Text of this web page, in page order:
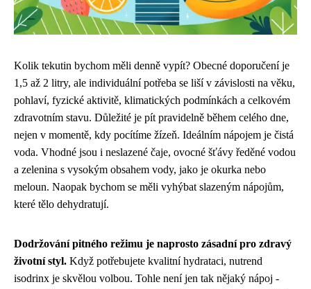
Kolik tekutin bychom měli denně vypít? Obecné doporučení je
1,5 až 2 litry, ale individuální potřeba se liší v závislosti na věku,
pohlaví, fyzické aktivitě, klimatických podmínkách a celkovém
zdravotním stavu. Důležité je pít pravidelně během celého dne,
nejen v momentě, kdy pocítíme žízeň. Ideálním nápojem je čistá
voda. Vhodné jsou i neslazené čaje, ovocné šťávy ředěné vodou
a zelenina s vysokým obsahem vody, jako je okurka nebo
meloun. Naopak bychom se měli vyhýbat slazeným nápojům,
které tělo dehydratují.
Dodržování pitného režimu je naprosto zásadní pro zdravý
životní styl. Když potřebujete kvalitní hydrataci, nutrend
isodrinx je skvělou volbou. Tohle není jen tak nějaký nápoj -